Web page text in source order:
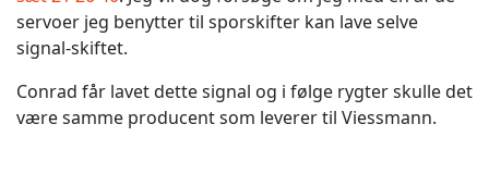
servoer jeg benytter til sporskifter kan lave selve
signal-skiftet.
Conrad får lavet dette signal og i følge rygter skulle det
være samme producent som leverer til Viessmann.